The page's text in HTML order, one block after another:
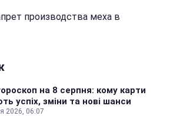
производства меха в
на 8 серпня: кому карти
успіх, зміни та нові шанси
2026, 06:07